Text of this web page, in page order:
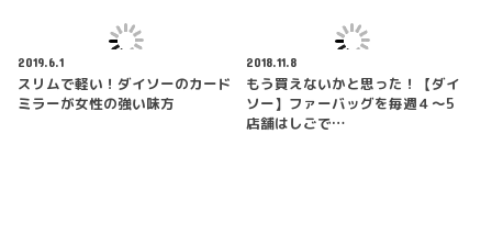
2019.6.1
スリムで軽い！ダイソーのカード
ミラーが女性の強い味方
2018.11.8
もう買えないかと思った！【ダイ
ソー】ファーバッグを毎週４～5
店舗はしごで…